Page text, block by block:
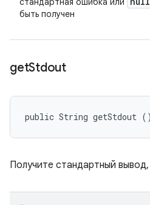
быть получен
getStdout
public String getStdout ()
Получите стандартный